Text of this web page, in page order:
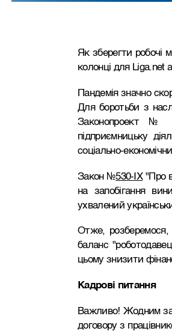
Як зберегти робочі
колонці для Liga.net
Пандемія значно
Для боротьби з
Законопроект
підприємницьку
соціально-
Закон №530-IX"Про
на запобігання
ухвалений
Отже, розберемося,
баланс
цьому знизити
Кадрові питання
Важливо! Жодним
договору з